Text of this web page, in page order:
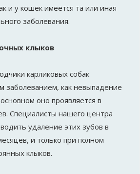
и у кошек имеется та или иная
заболевания.
клыков
карликовых собак
заболеванием, как невыпадение
оно проявляется в
Специалисты нашего центра
удаление этих зубов в
и только при полном
клыков.